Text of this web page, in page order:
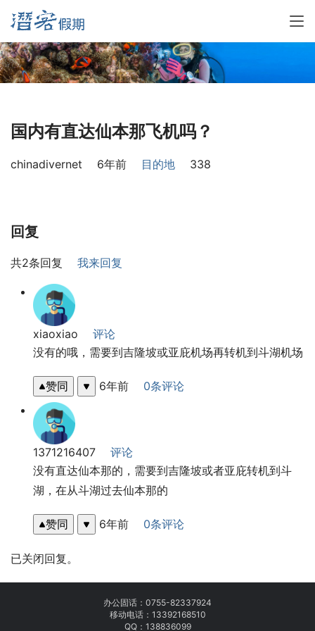
国内有直达仙本那飞机吗？
chinadivernet 6年前 目的地 338
回复
共2条回复 我来回复
xiaoxiao
评论
没有的哦，需要到吉隆坡或亚庇机场再转机到斗湖机场
赞同 6年前 0条评论
1371216407
评论
没有直达仙本那的，需要到吉隆坡或者亚庇转机到斗
湖，在从斗湖过去仙本那的
赞同 6年前 0条评论
已关闭回复。
办公固话： 0755-82337924
移动电话： 13392168510
QQ：138836099